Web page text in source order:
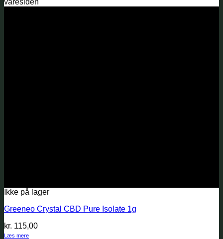
varesiden
Ikke på lager
Greeneo Crystal CBD Pure Isolate 1g
kr. 115,00
Læs mere